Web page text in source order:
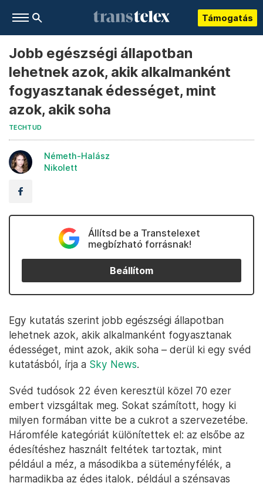
Támogatás
Jobb egészségi állapotban
lehetnek azok, akik alkalmanként
fogyasztanak édességet, mint
azok, akik soha
TECHTUD
Németh-Halász
Nikolett
Állítsd be a Transtelexet
megbízható forrásnak!
Beállítom
Egy kutatás szerint jobb egészségi állapotban
lehetnek azok, akik alkalmanként fogyasztanak
édességet, mint azok, akik soha – derül ki egy svéd
kutatásból, írja a Sky News.
Svéd tudósok 22 éven keresztül közel 70 ezer
embert vizsgáltak meg. Sokat számított, hogy ki
milyen formában vitte be a cukrot a szervezetébe.
Háromféle kategóriát különítettek el: az elsőbe az
édesítéshez használt feltétek tartoztak, mint
például a méz, a másodikba a süteményfélék, a
harmadikba az édes italok, például a szénsavas